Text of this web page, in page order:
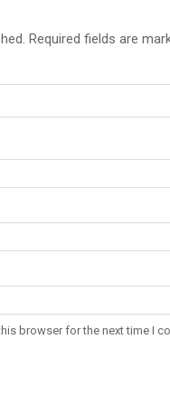
Required fields are
browser for the next time I
AI Camera | 90Hz